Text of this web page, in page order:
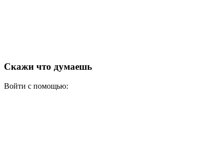
Скажи что думаешь
Войти с помощью: